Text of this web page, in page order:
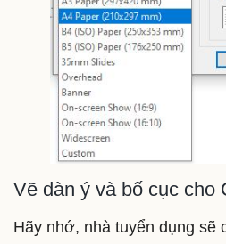
Vẽ dàn ý và bố cục cho
Hãy nhớ, nhà tuyển dụng sẽ